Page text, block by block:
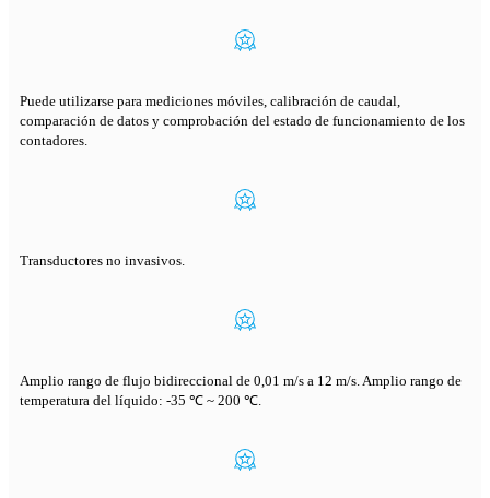
Puede utilizarse para mediciones móviles, calibración de caudal,
comparación de datos y comprobación del estado de funcionamiento de los
contadores.
Transductores no invasivos.
Amplio rango de flujo bidireccional de 0,01 m/s a 12 m/s. Amplio rango de
temperatura del líquido: -35 ℃ ~ 200 ℃.